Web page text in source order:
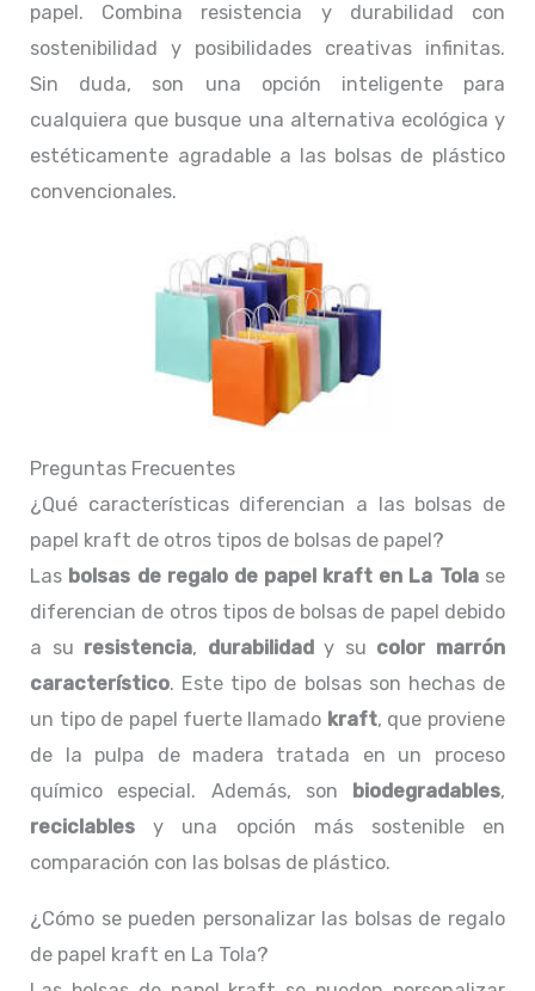
papel. Combina resistencia y durabilidad con
sostenibilidad y posibilidades creativas infinitas.
Sin duda, son una opción inteligente para
cualquiera que busque una alternativa ecológica y
estéticamente agradable a las bolsas de plástico
convencionales.
Preguntas Frecuentes
¿Qué características diferencian a las bolsas de
papel kraft de otros tipos de bolsas de papel?
Las bolsas de regalo de papel kraft en La Tola se
diferencian de otros tipos de bolsas de papel debido
a su resistencia, durabilidady su color marrón
característico. Este tipo de bolsas son hechas de
un tipo de papel fuerte llamado kraft, que proviene
de la pulpa de madera tratada en un proceso
químico especial. Además, son biodegradables,
reciclables y una opción más sostenible en
comparación con las bolsas de plástico.
¿Cómo se pueden personalizar las bolsas de regalo
de papel kraft en La Tola?